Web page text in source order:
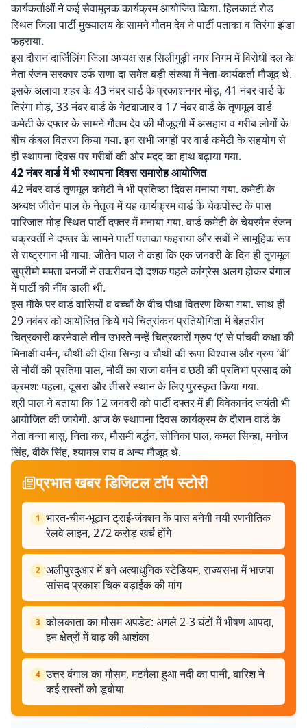
कार्यकर्ताओं ने कई सेवामूलक कार्यक्रम आयोजित किया. हिलकार्ट रोड
स्थित जिला पार्टी मुख्यालय के सामने गौतम देव ने पार्टी पताका व तिरंगा झंडा
फहराया.
इस दौरान दार्जिलिंग जिला अध्यक्ष सह सिलीगुड़ी नगर निगम में विरोधी दल के
नेता रंजन सरकार उर्फ राणा दा समेत बड़ी संख्या में नेता-कार्यकर्ता मौजूद थे.
इसके अलावा शहर के 43 नंबर वार्ड के प्रकाशनगर मोड़, 41 नंबर वार्ड के
तिरंगा मोड़, 33 नंबर वार्ड के गेटबाजार व 17 नंबर वार्ड के तृणमूल वार्ड
कमेटी के दफ्तर के सामने गौतम देव की मौजूदगी में असहाय व गरीब लोगों के
बीच कंबल वितरण किया गया. इन सभी जगहों पर वार्ड कमेटी के सहयोग से
ही स्थापना दिवस पर गरीबों की ओर मदद का हाथ बढ़ाया गया.
42 नंबर वार्ड में भी स्थापना दिवस समारोह आयोजित
42 नंबर वार्ड तृणमूल कमेटी ने भी प्रतिष्ठा दिवस मनाया गया. कमेटी के
अध्यक्ष जीतेन पाल के नेतृत्व में यह कार्यक्रम वार्ड के चेकपोस्ट के पास
पारिजात मोड़ स्थित पार्टी दफ्तर में मनाया गया. वार्ड कमेटी के चेयरमैन रंजन
चक्रवर्ती ने दफ्तर के सामने पार्टी पताका फहराया और सबों ने सामूहिक रूप
से राष्ट्रगान भी गाया. जीतेन पाल ने कहा कि एक जनवरी के दिन ही तृणमूल
सुप्रीमो ममता बनर्जी ने तकरीबन दो दशक पहले कांग्रेस अलग होकर बंगाल
में पार्टी की नींव डाली थी.
इस मौके पर वार्ड वासियों व बच्चों के बीच पौधा वितरण किया गया. साथ ही
29 नवंबर को आयोजित किये गये चित्रांकन प्रतियोगिता में बेहतरीन
चित्रकारी करनेवाले तीन उभरते नन्हें चित्रकारों ग्रुप ‘ए’ से पांचवी कक्षा की
मिनाक्षी वर्मन, चौथी की दीया सिन्हा व चौथी की रूपा विश्वास और ग्रुप ‘बी’
से नौवीं की प्रतिमा पाल, नौवीं का राजा वर्मन व छठी की प्रतिभा प्रसाद को
क्रमश: पहला, दूसरा और तीसरे स्थान के लिए पुरस्कृत किया गया.
श्री पाल ने बताया कि 12 जनवरी को पार्टी दफ्तर में ही विवेकानंद जयंती भी
आयोजित की जायेगी. आज के स्थापना दिवस कार्यक्रम के दौरान वार्ड के
नेता वन्ना बासु, निता कर, मौसमी बर्द्धन, सोनिका पाल, कमल सिन्हा, मनोज
सिंह, बीके सिंह, श्यामल राय व अन्य मौजूद थे.
प्रभात खबर डिजिटल टॉप स्टोरी
1 भारत-चीन-भूटान ट्राई-जंक्शन के पास बनेगी नयी रणनीतिक
रेलवे लाइन, 272 करोड़ खर्च होंगे
2 अलीपुरदुआर में बने अत्याधुनिक स्टेडियम, राज्यसभा में भाजपा
सांसद प्रकाश चिक बड़ाईक की मांग
3 कोलकाता का मौसम अपडेट: अगले 2-3 घंटों में भीषण आपदा,
इन क्षेत्रों में बाढ़ की आशंका
4 उत्तर बंगाल का मौसम, मटमैला हुआ नदी का पानी, बारिश ने
कई रास्तों को डूबोया